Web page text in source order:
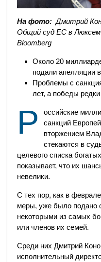
На фото: Дмитрий
Общий суд ЕС в
Bloomberg
Около 20
подали апелляции
Проблемы с
лет, а победы редки
Р
оссийские
санкций
вторжением
стекаются в
целевого списка
показывает, что их
невелики.
С тех пор, как в
меры, уже было подано
некоторыми из самых
или членов их семей.
Среди них Дмитрий
исполнительный